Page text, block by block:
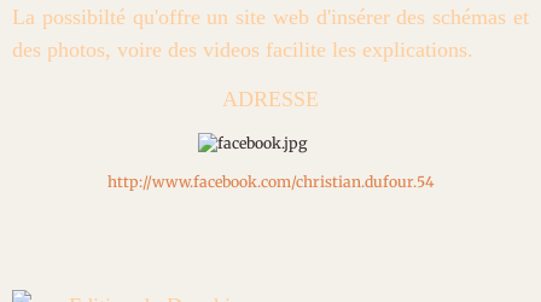
La possibilté qu'offre un site web d'insérer des schémas et
des photos, voire des videos facilite les explications.
ADRESSE
http://www.facebook.com/christian.dufour.54